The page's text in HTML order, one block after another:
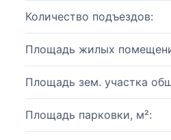
Количество подъездов:
Площадь жилых
Площадь зем. участка
Площадь парковки, м²: